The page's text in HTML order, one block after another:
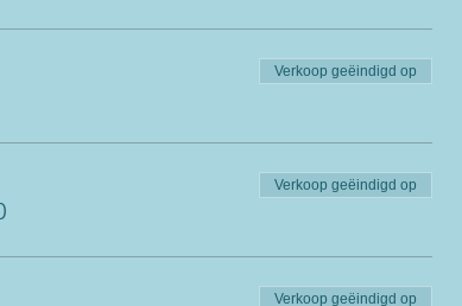
Verkoop geëindigd op
Verkoop geëindigd op
Verkoop geëindigd op